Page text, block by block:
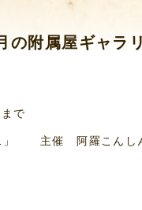
の附属屋ギャラ
で
…」 主催 阿羅こん